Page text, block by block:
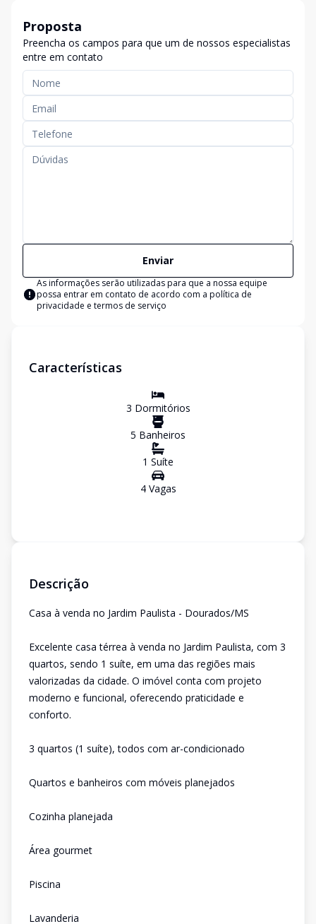
Proposta
Preencha os campos para que um de nossos especialistas
entre em contato
Enviar
As informações serão utilizadas para que a nossa equipe
possa entrar em contato de acordo com a política de
privacidade e termos de serviço
Características
3 Dormitórios
5 Banheiros
1 Suíte
4Vagas
Descrição
Casa à venda no Jardim Paulista - Dourados/MS
Excelente casa térrea à venda no Jardim Paulista, com 3
quartos, sendo 1 suíte, em uma das regiões mais
valorizadas da cidade. O imóvel conta com projeto
moderno e funcional, oferecendo praticidade e
conforto.
3 quartos (1 suíte), todos com ar-condicionado
Quartos e banheiros com móveis planejados
Cozinha planejada
Área gourmet
Piscina
Lavanderia